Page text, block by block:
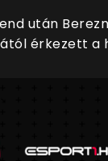
után
érkezett a